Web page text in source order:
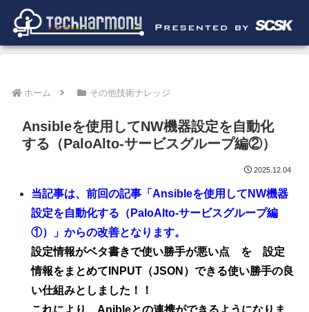
ホーム その他技術ナレッジ
Ansibleを使用してNW機器設定を自動化
する（PaloAlto-サービスグループ編②）
2025.12.04
当記事は、前回の記事「Ansibleを使用してNW機器
設定を自動化する（PaloAlto-サービスグループ編
①）」からの改善となります。
設定情報がベタ書きで使い勝手が悪い点 を 設定
情報をまとめてINPUT（JSON）できる使い勝手の良
い仕組みとしました！！